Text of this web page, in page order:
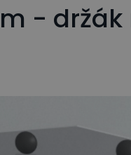
- držák